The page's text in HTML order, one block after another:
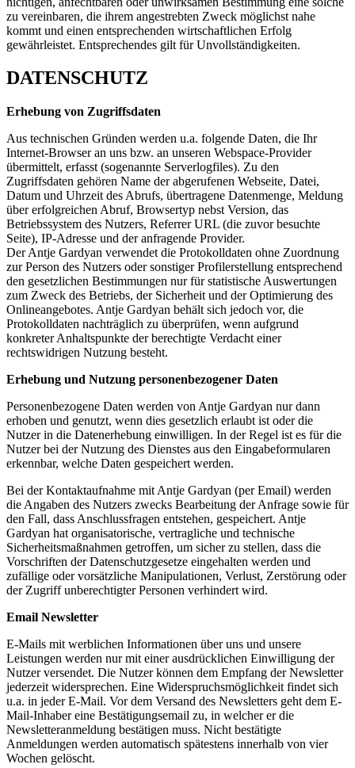
zu vereinbaren, die ihrem angestrebten Zweck möglichst nahe
kommt und einen entsprechenden wirtschaftlichen Erfolg
gewährleistet. Entsprechendes gilt für Unvollständigkeiten.
DATENSCHUTZ
Erhebung von Zugriffsdaten
Aus technischen Gründen werden u.a. folgende Daten, die Ihr
Internet-Browser an uns bzw. an unseren Webspace-Provider
übermittelt, erfasst (sogenannte Serverlogfiles). Zu den
Zugriffsdaten gehören Name der abgerufenen Webseite, Datei,
Datum und Uhrzeit des Abrufs, übertragene Datenmenge, Meldung
über erfolgreichen Abruf, Browsertyp nebst Version, das
Betriebssystem des Nutzers, Referrer URL (die zuvor besuchte
Seite), IP-Adresse und der anfragende Provider.
Der Antje Gardyan verwendet die Protokolldaten ohne Zuordnung
zur Person des Nutzers oder sonstiger Profilerstellung entsprechend
den gesetzlichen Bestimmungen nur für statistische Auswertungen
zum Zweck des Betriebs, der Sicherheit und der Optimierung des
Onlineangebotes. Antje Gardyan behält sich jedoch vor, die
Protokolldaten nachträglich zu überprüfen, wenn aufgrund
konkreter Anhaltspunkte der berechtigte Verdacht einer
rechtswidrigen Nutzung besteht.
Erhebung und Nutzung personenbezogener Daten
Personenbezogene Daten werden von Antje Gardyan nur dann
erhoben und genutzt, wenn dies gesetzlich erlaubt ist oder die
Nutzer in die Datenerhebung einwilligen. In der Regel ist es für die
Nutzer bei der Nutzung des Dienstes aus den Eingabeformularen
erkennbar, welche Daten gespeichert werden.
Bei der Kontaktaufnahme mit Antje Gardyan (per Email) werden
die Angaben des Nutzers zwecks Bearbeitung der Anfrage sowie für
den Fall, dass Anschlussfragen entstehen, gespeichert. Antje
Gardyan hat organisatorische, vertragliche und technische
Sicherheitsmaßnahmen getroffen, um sicher zu stellen, dass die
Vorschriften der Datenschutzgesetze eingehalten werden und
zufällige oder vorsätzliche Manipulationen, Verlust, Zerstörung oder
der Zugriff unberechtigter Personen verhindert wird.
Email Newsletter
E-Mails mit werblichen Informationen über uns und unsere
Leistungen werden nur mit einer ausdrücklichen Einwilligung der
Nutzer versendet. Die Nutzer können dem Empfang der Newsletter
jederzeit widersprechen. Eine Widerspruchsmöglichkeit findet sich
u.a. in jeder E-Mail. Vor dem Versand des Newsletters geht dem E-
Mail-Inhaber eine Bestätigungsemail zu, in welcher er die
Newsletteranmeldung bestätigen muss. Nicht bestätigte
Anmeldungen werden automatisch spätestens innerhalb von vier
Wochen gelöscht.